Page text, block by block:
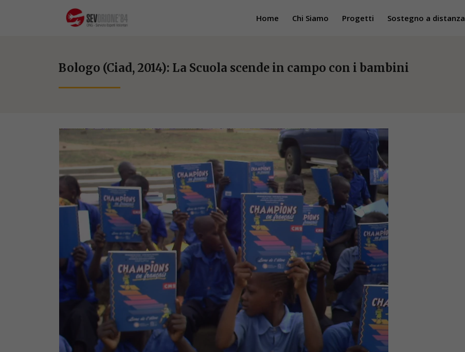
Home Chi Siamo Progetti Sostegno a distanza
Bologo (Ciad, 2014): La Scuola scende in campo con i bambini